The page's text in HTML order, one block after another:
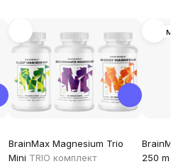
BrainMax Magnesium Trio
Mini TRIO комплект
BrainMax
250 mg,